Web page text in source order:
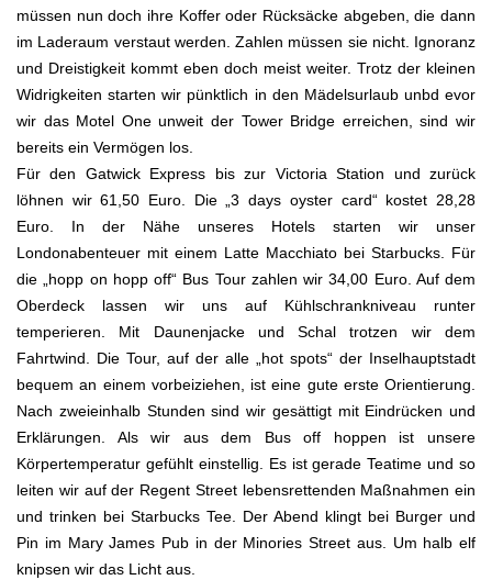
müssen nun doch ihre Koffer oder Rücksäcke abgeben, die dann
im Laderaum verstaut werden. Zahlen müssen sie nicht. Ignoranz
und Dreistigkeit kommt eben doch meist weiter. Trotz der kleinen
Widrigkeiten starten wir pünktlich in den Mädelsurlaub unbd evor
wir das Motel One unweit der Tower Bridge erreichen, sind wir
bereits ein Vermögen los.
Für den Gatwick Express bis zur Victoria Station und zurück
löhnen wir 61,50 Euro. Die „3 days oyster card“ kostet 28,28
Euro. In der Nähe unseres Hotels starten wir unser
Londonabenteuer mit einem Latte Macchiato bei Starbucks. Für
die „hopp on hopp off“ Bus Tour zahlen wir 34,00 Euro. Auf dem
Oberdeck lassen wir uns auf Kühlschrankniveau runter
temperieren. Mit Daunenjacke und Schal trotzen wir dem
Fahrtwind. Die Tour, auf der alle „hot spots“ der Inselhauptstadt
bequem an einem vorbeiziehen, ist eine gute erste Orientierung.
Nach zweieinhalb Stunden sind wir gesättigt mit Eindrücken und
Erklärungen. Als wir aus dem Bus off hoppen ist unsere
Körpertemperatur gefühlt einstellig. Es ist gerade Teatime und so
leiten wir auf der Regent Street lebensrettenden Maßnahmen ein
und trinken bei Starbucks Tee. Der Abend klingt bei Burger und
Pin im Mary James Pub in der Minories Street aus. Um halb elf
knipsen wir das Licht aus.